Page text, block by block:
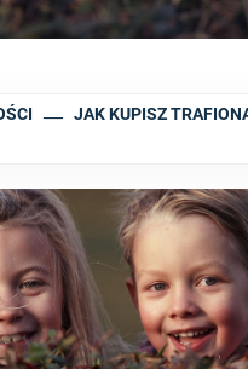
JAK KUPISZ